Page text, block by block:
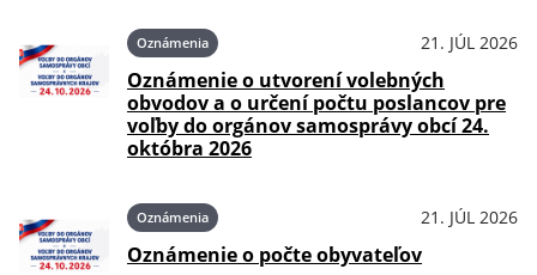
Oznámenia 21. JÚL 2026
Oznámenie o utvorení volebných
obvodov a o určení počtu poslancov pre
voľby do orgánov samosprávy obcí 24.
októbra 2026
Oznámenia 21. JÚL 2026
Oznámenie o počte obyvateľov